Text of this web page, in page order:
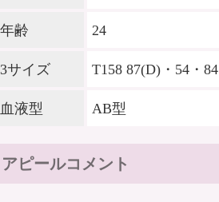
年齢 24
3サイズ T158 87(D)・54・84
血液型 AB型
アピールコメント